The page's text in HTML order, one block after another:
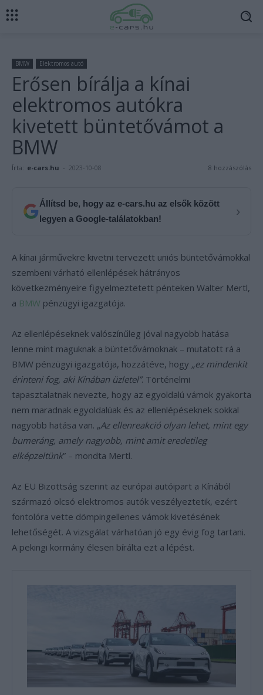
BMW Elektromos autó
Erősen bírálja a kínai
elektromos autókra
kivetett büntetővámot a
BMW
Írta: e-cars.hu - 2023-10-08 8 hozzászólás
Állítsd be, hogy az e-cars.hu az elsők között
legyen a Google-találatokban!
›
A kínai járművekre kivetni tervezett uniós büntetővámokkal
szembeni várható ellenlépések hátrányos
következményeire figyelmeztetett pénteken Walter Mertl,
a BMW pénzügyi igazgatója.
Az ellenlépéseknek valószínűleg jóval nagyobb hatása
lenne mint maguknak a büntetővámoknak – mutatott rá a
BMW pénzügyi igazgatója, hozzátéve, hogy „ez mindenkit
érinteni fog, aki Kínában üzletel”. Történelmi
tapasztalatnak nevezte, hogy az egyoldalú vámok gyakorta
nem maradnak egyoldalúak és az ellenlépéseknek sokkal
nagyobb hatása van. „Az ellenreakció olyan lehet, mint egy
bumeráng, amely nagyobb, mint amit eredetileg
elképzeltünk” – mondta Mertl.
Az EU Bizottság szerint az európai autóipart a Kínából
származó olcsó elektromos autók veszélyeztetik, ezért
fontolóra vette dömpingellenes vámok kivetésének
lehetőségét. A vizsgálat várhatóan jó egy évig fog tartani.
A pekingi kormány élesen bírálta ezt a lépést.